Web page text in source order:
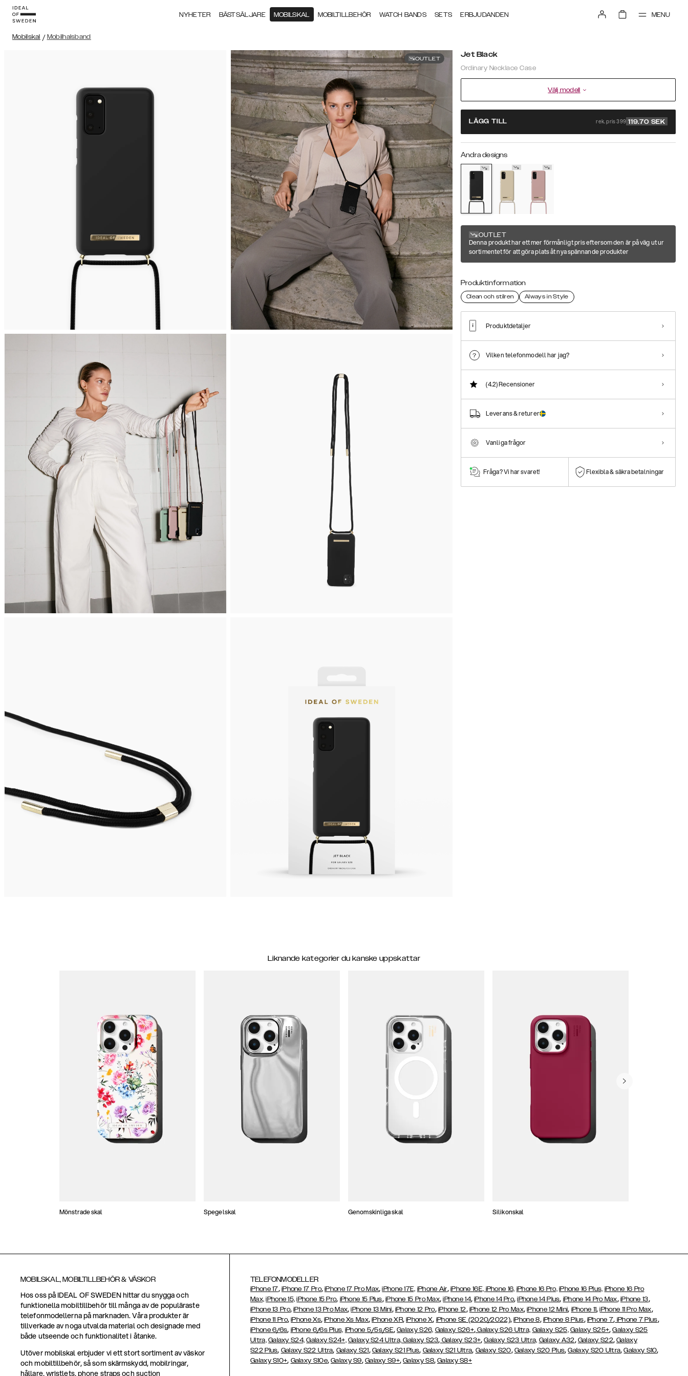
NYHETER BÄSTSÄLJARE MOBILSKAL MOBILTILLBEHÖR WATCH BANDS SETS ERBJUDANDEN MENU
Mobilskal / Mobilhalsband
OUTLET Jet Black
Ordinary Necklace Case
Välj modell
LÄGG TILL rek. pris 399 119.70 SEK
Andra designs
OUTLET
Denna produkt har ett mer förmånligt pris eftersom den är på väg ut ur
sortimentet för att göra plats åt nya spännande produkter
Produktinformation
Clean och stilren Always in Style
Produktdetaljer
Vilken telefonmodell har jag?
(4.2)Recensioner
Leverans & returer
Vanliga frågor
Fråga? Vi har svaret! Flexibla & säkra betalningar
Liknande kategorier du kanske uppskattar
Mönstrade skal Spegelskal Genomskinliga skal Silikonskal
MOBILSKAL, MOBILTILLBEHÖR & VÄSKOR
Hos oss på IDEAL OF SWEDEN hittar du snygga och
funktionella mobiltillbehör till många av de populäraste
telefonmodellerna på marknaden. Våra produkter är
tillverkade av noga utvalda material och designade med
både utseende och funktionalitet i åtanke.
Utöver mobilskal erbjuder vi ett stort sortiment av väskor
och mobiltillbehör, så som skärmskydd, mobilringar,
hållare, wristlets, phone straps och suction
TELEFONMODELLER
iPhone 17, iPhone 17 Pro,iPhone 17 Pro Max,iPhone 17E, iPhone Air, iPhone 16E, iPhone 16, iPhone 16 Pro, iPhone 16 Plus, iPhone 16 Pro
Max, iPhone 15, iPhone 15 Pro, iPhone 15 Plus, iPhone 15 Pro Max,iPhone 14,iPhone 14 Pro,iPhone 14 Plus, iPhone 14 Pro Max, iPhone 13,
iPhone 13 Pro,iPhone 13 Pro Max,iPhone 13 Mini, iPhone 12 Pro, iPhone 12, iPhone 12 Pro Max,iPhone 12 Mini, iPhone 11,iPhone 11 Pro Max,
iPhone 11 Pro,iPhone Xs,iPhone Xs Max,iPhone XR,iPhone X, iPhone SE (2020/2022),iPhone 8, iPhone 8 Plus, iPhone 7, iPhone 7 Plus,
iPhone 6/6s, iPhone 6/6s Plus, iPhone 5/5s/SE,Galaxy S26, Galaxy S26+,Galaxy S26 Ultra, Galaxy S25, Galaxy S25+,Galaxy S25
Ultra, Galaxy S24, Galaxy S24+, Galaxy S24 Ultra, Galaxy S23, Galaxy S23+,Galaxy S23 Ultra, Galaxy A32, Galaxy S22,Galaxy
S22 Plus, Galaxy S22 Ultra, Galaxy S21, Galaxy S21 Plus, Galaxy S21 Ultra, Galaxy S20, Galaxy S20 Plus,Galaxy S20 Ultra,Galaxy S10,
Galaxy S10+, Galaxy S10e,Galaxy S9, Galaxy S9+,Galaxy S8,Galaxy S8+